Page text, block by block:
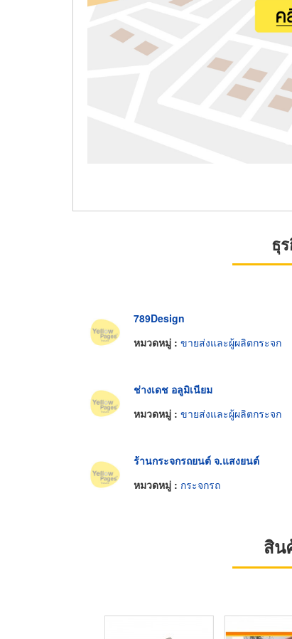
ธุ
789Design
หมวดหมู่ : ขายส่งและผู้ผลิตกระจก
ช่างเดช อลูมิเนียม
หมวดหมู่ : ขายส่งและผู้ผลิตกระจก
ร้านกระจกรถยนต์ จ.แสงยนต์
หมวดหมู่ : กระจกรถ
สิน